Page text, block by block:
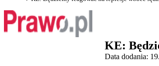
KE:
Data dodania: